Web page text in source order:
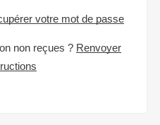
votre mot de passe
non reçues ? Renvoyer